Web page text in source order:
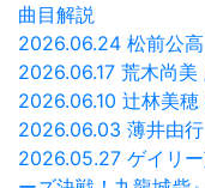
曲目解説
2026.06.24 松前公
2026.06.17 荒木尚美
2026.06.10 辻林美
2026.06.03 薄井由
2026.05.27 ゲイリ